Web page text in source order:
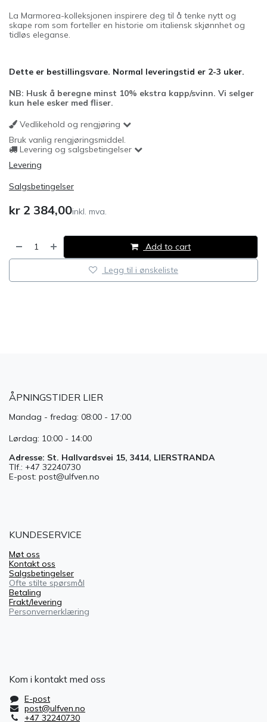
La Marmorea-kolleksjonen inspirere deg til å tenke nytt og
skape rom som forteller en historie om italiensk skjønnhet og
tidløs eleganse.
Dette er bestillingsvare. Normal leveringstid er 2-3 uker.
NB: Husk å beregne minst 10% ekstra kapp/svinn. Vi selger
kun hele esker med fliser.
Vedlikehold og rengjøring
Bruk vanlig rengjøringsmiddel.
Levering og salgsbetingelser
Levering
Salgsbetingelser
kr 2 384,00inkl. mva.
Add to cart
Legg til i ønskeliste
ÅPNINGSTIDER LIER
Mandag - fredag: 08:00 - 17:00
Lørdag: 10:00 - 14:00
Adresse: St. Hallvardsvei 15, 3414, LIERSTRANDA
Tlf.: +47 32240730
E-post: post@ulfven.no
KUNDESERVICE
Møt oss
Kontakt oss
Salgsbetingelser
Ofte stilte spørsmål
Betaling
Frakt/levering
Personvernerklæring
Kom i kontakt med oss
E-post
post@ulfven.no
+47 32240730